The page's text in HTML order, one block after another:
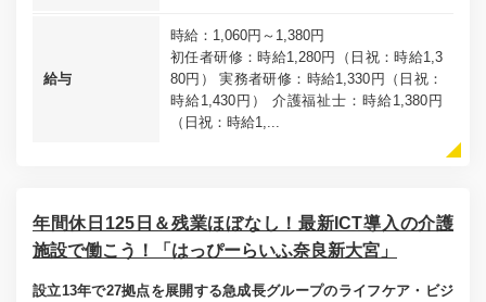
給与
時給：1,060円～1,380円
初任者研修：時給1,280円（日祝：時給1,3
80円） 実務者研修：時給1,330円（日祝：
時給1,430円） 介護福祉士：時給1,380円
（日祝：時給1,...
年間休日125日＆残業ほぼなし！最新ICT導入の介護
施設で働こう！「はっぴーらいふ奈良新大宮」
設立13年で27拠点を展開する急成長グループのライフケア・ビジ